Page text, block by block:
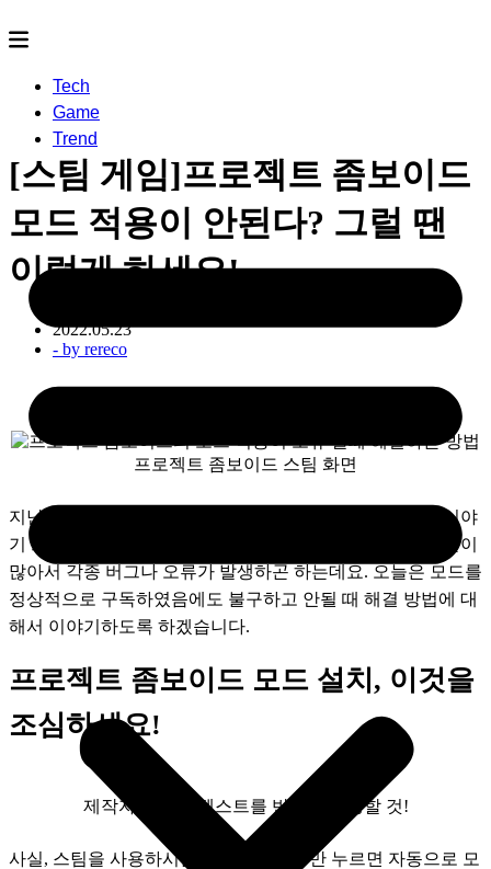
Tech
Game
Trend
[스팀 게임]프로젝트 좀보이드
모드 적용이 안된다? 그럴 땐
이렇게 하세요!
2022.05.23
- by rereco
프로젝트 좀보이드 스팀 화면
지난 시간에는 모드의 추천과 간단한 적용방법에 대해서 이야
기 드렸습니다. 프로젝트 좀보이드 자체가 미완성된 부분들이
많아서 각종 버그나 오류가 발생하곤 하는데요. 오늘은 모드를
정상적으로 구독하였음에도 불구하고 안될 때 해결 방법에 대
해서 이야기하도록 하겠습니다.
프로젝트 좀보이드 모드 설치, 이것을
조심하세요!
제작자가 남긴 텍스트를 반드시 이행할 것!
사실, 스팀을 사용하시는 분들은 ‘구독’ 만 누르면 자동으로 모